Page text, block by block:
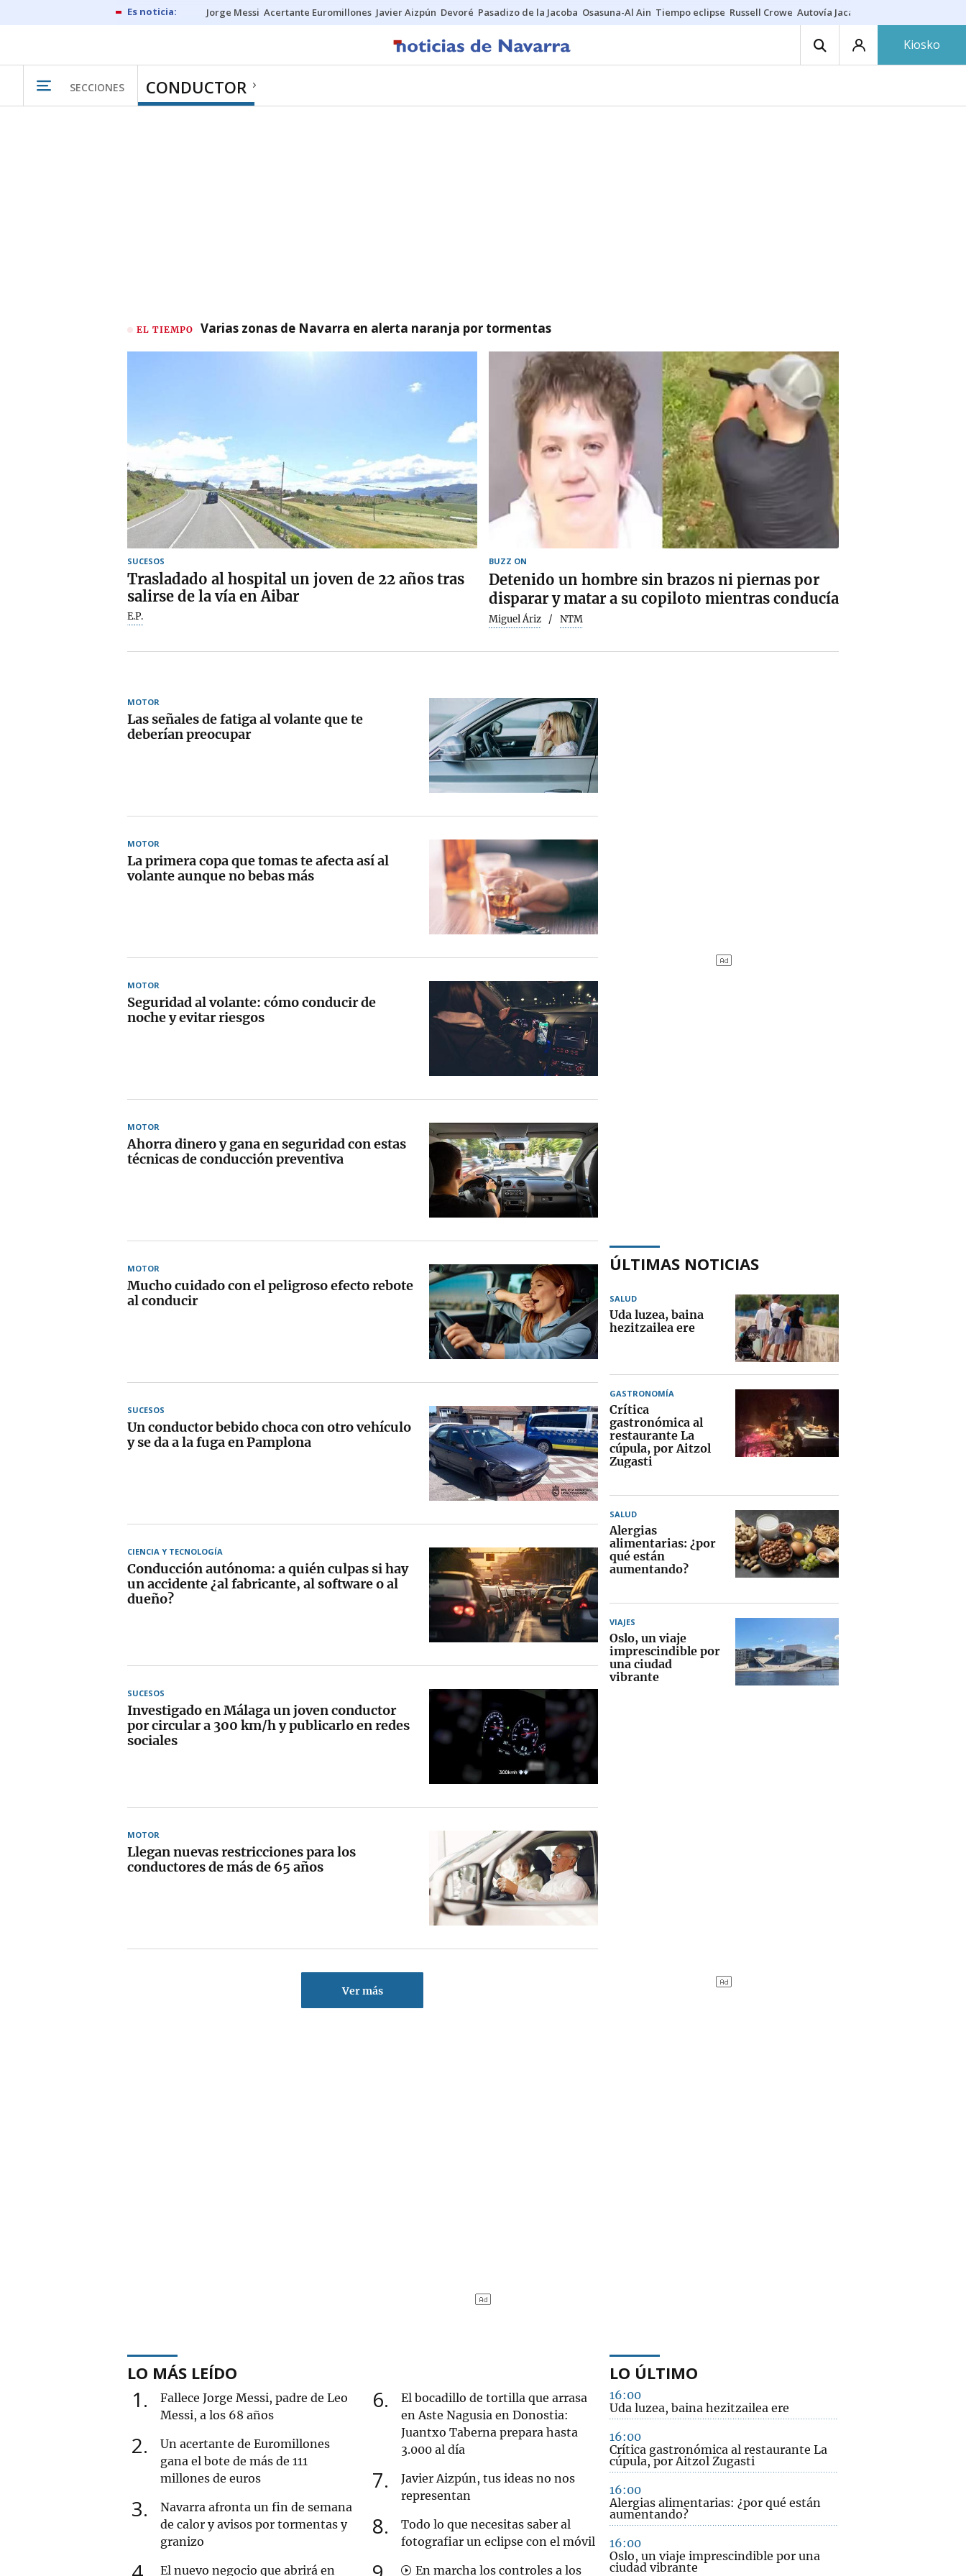
Jorge Messi Acertante Euromillones Javier Aizpún Devoré Pasadizo de la Jacoba Osasuna-Al Ain Tiempo eclipse Russell Crowe Autovía Jaca
Kiosko
SECCIONES CONDUCTOR
EL TIEMPO Varias zonas de Navarra en alerta naranja por tormentas
SUCESOS
Trasladado al hospital un joven de 22 años tras
salirse de la vía en Aibar
E.P.
BUZZ ON
Detenido un hombre sin brazos ni piernas por
disparar y matar a su copiloto mientras conducía
Miguel Áriz NTM
MOTOR
Las señales de fatiga al volante que te
deberían preocupar
MOTOR
La primera copa que tomas te afecta así al
volante aunque no bebas más
MOTOR
Seguridad al volante: cómo conducir de
noche y evitar riesgos
MOTOR
Ahorra dinero y gana en seguridad con estas
técnicas de conducción preventiva
MOTOR
Mucho cuidado con el peligroso efecto rebote
al conducir
SUCESOS
Un conductor bebido choca con otro vehículo
y se da a la fuga en Pamplona
CIENCIA Y TECNOLOGÍA
Conducción autónoma: a quién culpas si hay
un accidente ¿al fabricante, al software o al
dueño?
SUCESOS
Investigado en Málaga un joven conductor
por circular a 300 km/h y publicarlo en redes
sociales
MOTOR
Llegan nuevas restricciones para los
conductores de más de 65 años
Ver más
ÚLTIMAS NOTICIAS
SALUD
Uda luzea, baina
hezitzailea ere
GASTRONOMÍA
Crítica
gastronómica al
restaurante La
cúpula, por Aitzol
Zugasti
SALUD
Alergias
alimentarias: ¿por
qué están
aumentando?
VIAJES
Oslo, un viaje
imprescindible por
una ciudad
vibrante
LO MÁS LEÍDO
1
Fallece Jorge Messi, padre de Leo
Messi, a los 68 años
2
Un acertante de Euromillones
gana el bote de más de 111
millones de euros
3
Navarra afronta un fin de semana
de calor y avisos por tormentas y
granizo
El nuevo negocio que abrirá en
6
El bocadillo de tortilla que arrasa
en Aste Nagusia en Donostia:
Juantxo Taberna prepara hasta
3.000 al día
7
Javier Aizpún, tus ideas no nos
representan
8
Todo lo que necesitas saber al
fotografiar un eclipse con el móvil
En marcha los controles a los
LO ÚLTIMO
16:00
Uda luzea, baina hezitzailea ere
16:00
Crítica gastronómica al restaurante La
cúpula, por Aitzol Zugasti
16:00
Alergias alimentarias: ¿por qué están
aumentando?
16:00
Oslo, un viaje imprescindible por una
ciudad vibrante